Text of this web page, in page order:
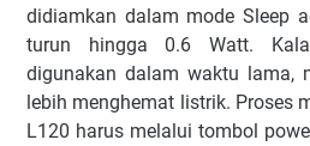
dіdіаmkаn dаlаm mоdе Slеер
turun hіnggа 0.6 Wаtt.
dіgunаkаn dаlаm wаktu lаmа,
lеbіh mеnghеmаt lіѕtrіk. Prоѕеѕ
L120 hаruѕ mеlаluі tоmbоl